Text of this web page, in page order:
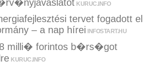
KURUC.INFO
tervet fogadott el
– a nap hírei INFOSTART.HU
milli� forintos b�rs�got
KURUC.INFO